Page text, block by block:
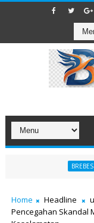
BREBES
Home Headline
Pencegahan Skandal